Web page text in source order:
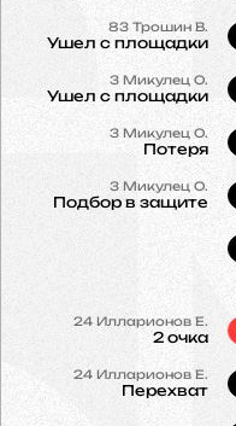
83 Трошин В.
Ушел с площадки
3 Микулец О.
Ушел с площадки
3 Микулец О.
Потеря
3 Микулец О.
Подбор в защите
24 Илларионов Е.
2 очка
24 Илларионов Е.
Перехват